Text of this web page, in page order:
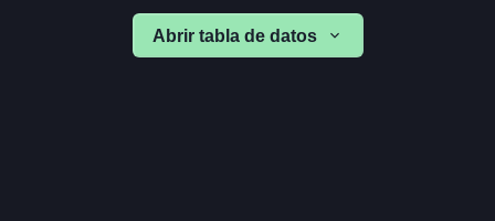
Abrir tabla de datos